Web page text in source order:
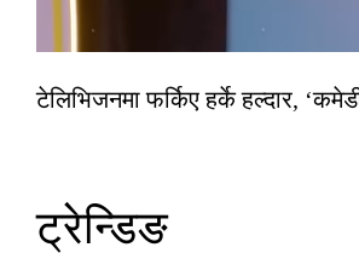
टेलिभिजनमा फर्किए हर्के हल्दार,
ट्रेन्डिङ